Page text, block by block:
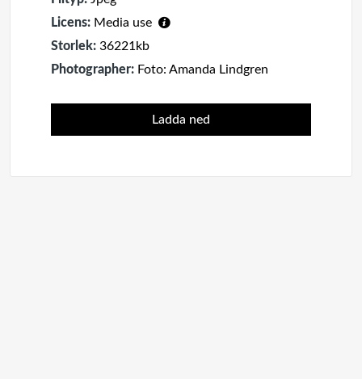
Licens: Media use
Storlek: 36221kb
Photographer: Foto: Amanda Lindgren
Ladda ned